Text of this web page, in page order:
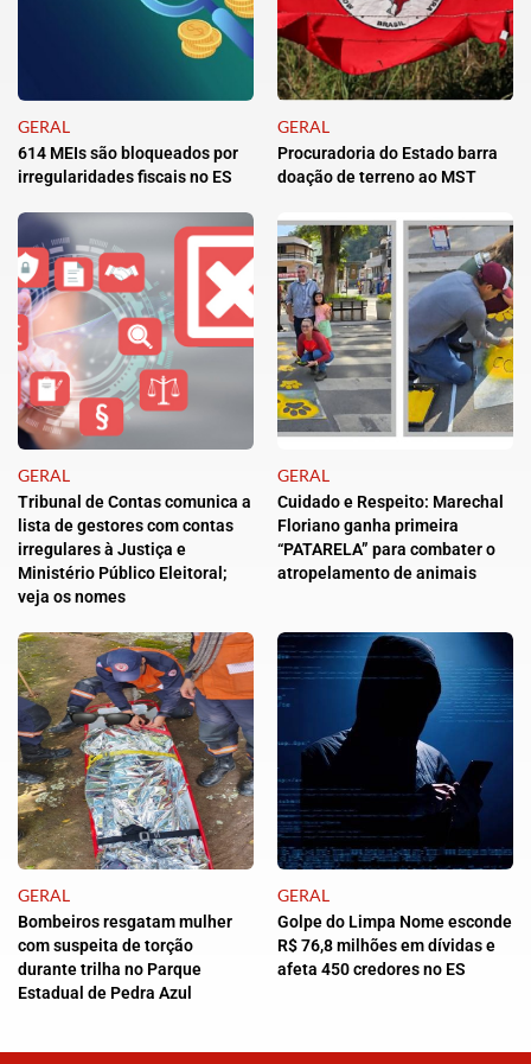
GERAL
614 MEIs são bloqueados por
irregularidades fiscais no ES
GERAL
Procuradoria do Estado barra
doação de terreno ao MST
GERAL
Tribunal de Contas comunica a
lista de gestores com contas
irregulares à Justiça e
Ministério Público Eleitoral;
veja os nomes
GERAL
Cuidado e Respeito: Marechal
Floriano ganha primeira
“PATARELA” para combater o
atropelamento de animais
GERAL
Bombeiros resgatam mulher
com suspeita de torção
durante trilha no Parque
Estadual de Pedra Azul
GERAL
Golpe do Limpa Nome esconde
R$ 76,8 milhões em dívidas e
afeta 450 credores no ES